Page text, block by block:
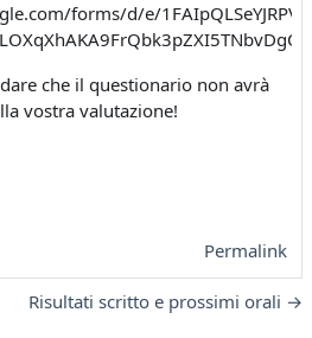
forms/d/e/
che il questionario non avrà
vostra valutazione!
Permalink
Risultati scritto e prossimi orali →